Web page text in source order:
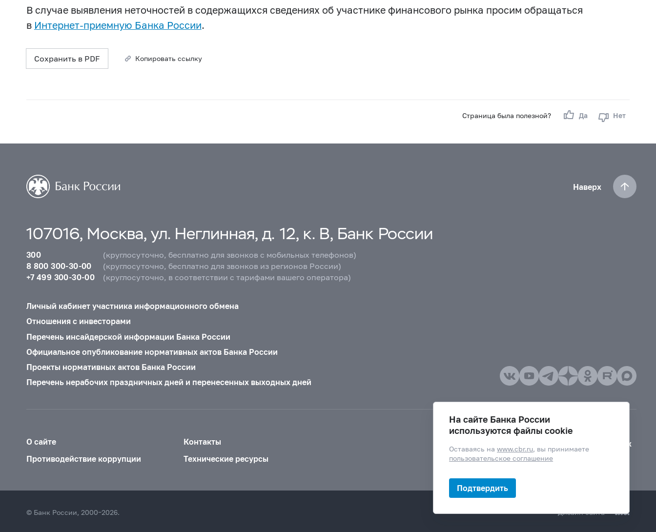
В случае выявления неточностей в содержащихся сведениях об участнике финансового рынка просим обращаться
в Интернет-приемную Банка России.
Сохранить в PDF Копировать ссылку
Страница была полезной? Да Нет
Наверх
107016, Москва, ул. Неглинная, д. 12, к. В, Банк России
300
(круглосуточно, бесплатно для звонков с мобильных телефонов)
8 800 300-30-00
(круглосуточно, бесплатно для звонков из регионов России)
+7 499 300-30-00
(круглосуточно, в соответствии с тарифами вашего оператора)
Личный кабинет участника информационного обмена
Отношения с инвесторами
Перечень инсайдерской информации Банка России
Официальное опубликование нормативных актов Банка России
Проекты нормативных актов Банка России
Перечень нерабочих праздничных дней и перенесенных выходных дней
О сайте
Контакты
Противодействие коррупции
Технические ресурсы
Версия для слабовидящих
© Банк России, 2000–2026. Дизайн сайта —
На сайте Банка России
используются файлы cookie
Оставаясь наwww.cbr.ru, вы принимаете
пользовательское соглашение
Подтвердить